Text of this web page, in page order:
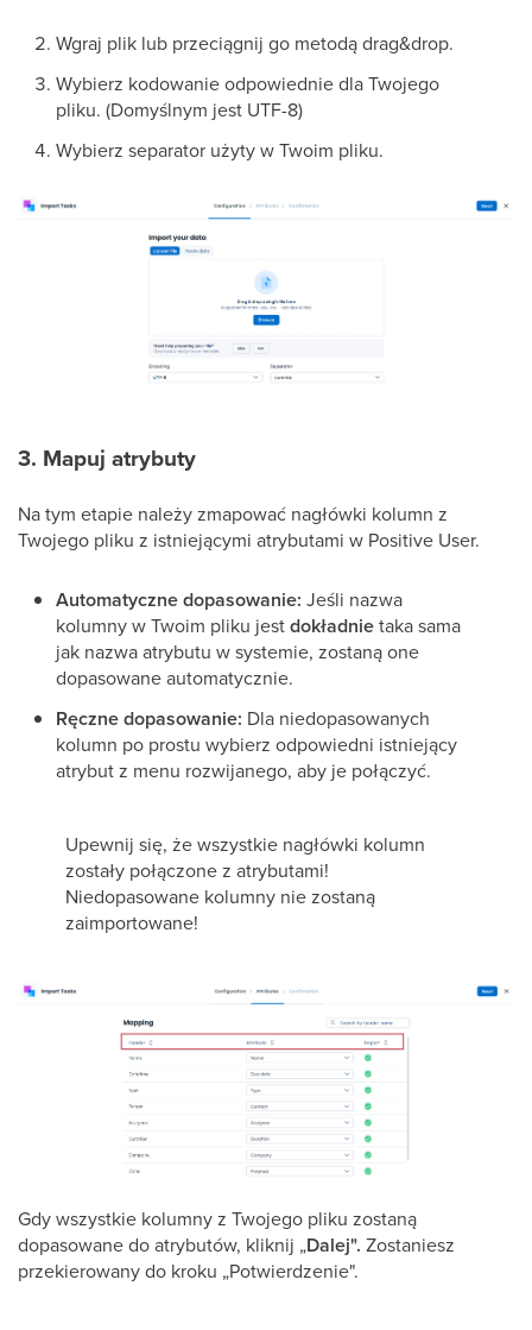
Wgraj plik lub przeciągnij go metodą drag&drop.
Wybierz kodowanie odpowiednie dla Twojego
pliku. (Domyślnym jest UTF-8)
Wybierz separator użyty w Twoim pliku.
3. Mapuj atrybuty
Na tym etapie należy zmapować nagłówki kolumn z
Twojego pliku z istniejącymi atrybutami w Positive User.
Automatyczne dopasowanie: Jeśli nazwa
kolumny w Twoim pliku jestdokładnietaka sama
jak nazwa atrybutu w systemie, zostaną one
dopasowane automatycznie.
Ręczne dopasowanie: Dla niedopasowanych
kolumn po prostu wybierz odpowiedni istniejący
atrybut z menu rozwijanego, aby je połączyć.
Upewnij się, że wszystkie nagłówki kolumn
zostały połączone z atrybutami!
Niedopasowane kolumny nie zostaną
zaimportowane!
Gdy wszystkie kolumny z Twojego pliku zostaną
dopasowane do atrybutów, kliknij „Dalej". Zostaniesz
przekierowany do kroku „Potwierdzenie".